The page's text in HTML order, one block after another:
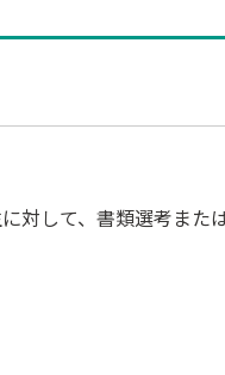
対して、書類選考また